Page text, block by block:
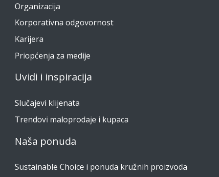
Organizacija
Korporativna odgovornost
Karijera
Priopćenja za medije
Uvidi i inspiracija
Slučajevi klijenata
Trendovi maloprodaje i kupaca
Naša ponuda
Sustainable Choice i ponuda kružnih proizvoda